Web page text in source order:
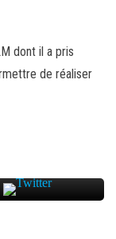
dont il a pris
de réaliser